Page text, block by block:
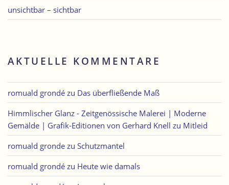
unsichtbar – sichtbar
AKTUELLE KOMMENTARE
romuald grondé zu Das überfließende Maß
Himmlischer Glanz - Zeitgenössische Malerei | Moderne
Gemälde | Grafik-Editionen von Gerhard Knell zu Mitleid
romuald gronde zu Schutzmantel
romuald grondé zu Heute wie damals